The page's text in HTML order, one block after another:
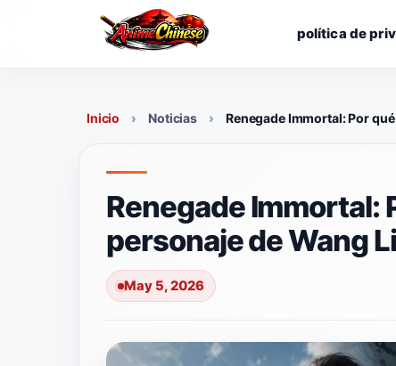
política de
Inicio Noticias Renegade Immortal: Por
Renegade Immortal:
personaje de Wang
May 5, 2026